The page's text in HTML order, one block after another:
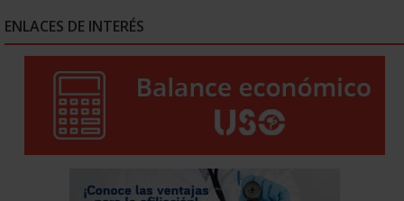
ENLACES DE INTERÉS